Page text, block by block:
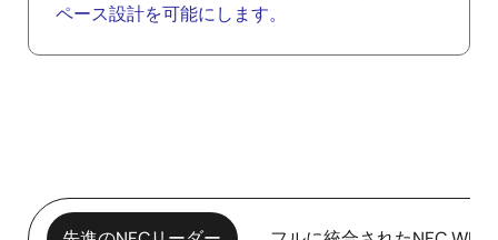
ペース設計を可能にします。